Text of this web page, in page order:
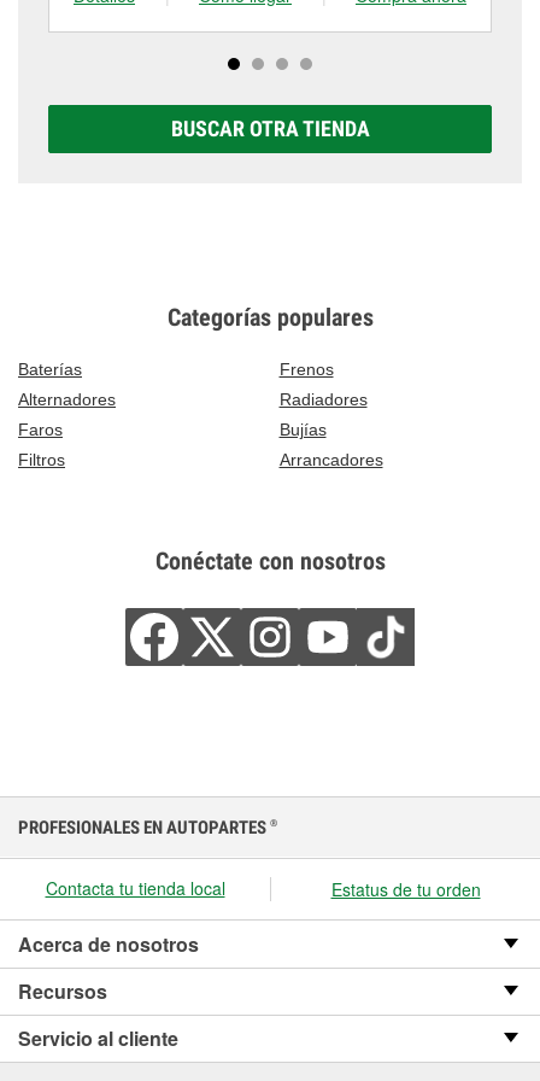
BUSCAR OTRA TIENDA
Categorías populares
Baterías
Frenos
Alternadores
Radiadores
Faros
Bujías
Filtros
Arrancadores
Conéctate con nosotros
PROFESIONALES EN AUTOPARTES ®
Contacta tu tienda local Estatus de tu orden
Acerca de nosotros
Recursos
Servicio al cliente